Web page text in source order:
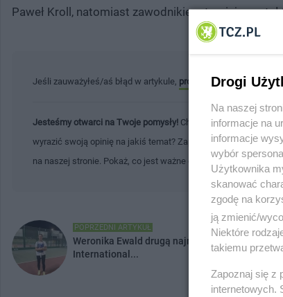
Paweł Kroll, natomiast zawodnikiem turnieju został
Jeśli zauważyłeś/aś błąd w artykule, prosimy o kontakt .
Jesteśmy otwarci na Twoje pomysły! Chcesz podzielić się
wyrazić swoją opinię na jakiś temat? Zapraszamy Cię do
na naszej stronie. Pokaż, co jest ważne dla Ciebie i Twojej
POPRZEDNI ARTYKUŁ
Weronika Ewald drugą najmłodszą polską
International...
Drogi
Na naszej
informacje na
informacje
wybór
Użytkownika
skanować
zgodę na
ją zmienić/
Niektóre
takiemu
Zapoznaj się z
internetowych.